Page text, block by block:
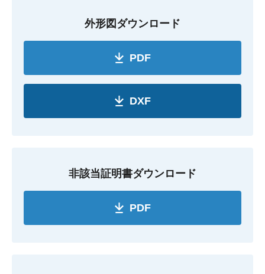
外形図ダウンロード
PDF
DXF
非該当証明書ダウンロード
PDF